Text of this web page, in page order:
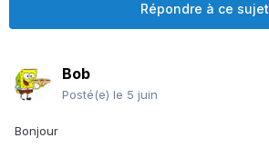
Répondre à ce sujet
Bob
Posté(e) le 5 juin
Bonjour